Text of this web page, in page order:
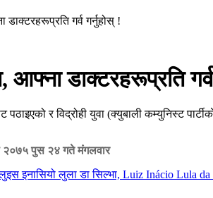
गर्व गर्नुहोस् !
आफ्ना डाक्टरहरूप्रति
पठाइएको र विद्रोही युवा (क्युबाली कम्युनिस्ट
२०७५ पुस २४ गते मंगलवार